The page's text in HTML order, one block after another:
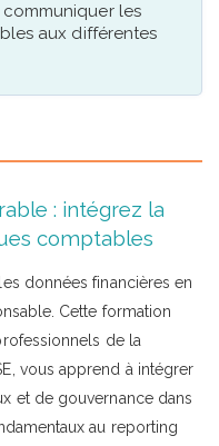
les
aux différentes
: intégrez la
comptables
données financières en
Cette formation
de la
vous apprend à intégrer
et de gouvernance dans
au reporting